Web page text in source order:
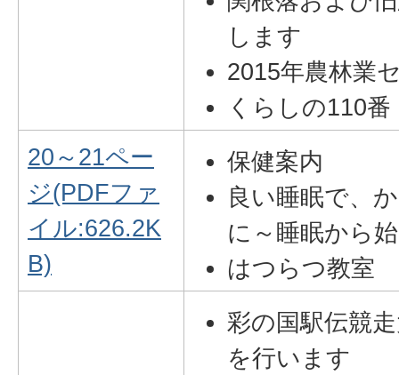
します
2015年農林業
くらしの110番
20～21ペー
ジ(PDFファ
イル:626.2K
B)
保健案内
良い睡眠で、
に～睡眠から
はつらつ教室
彩の国駅伝競
を行います